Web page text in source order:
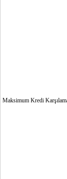
Maksimum Kredi